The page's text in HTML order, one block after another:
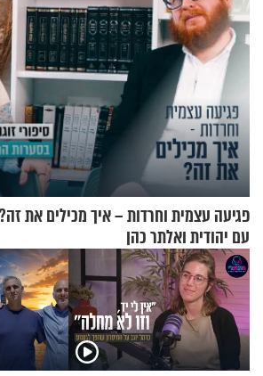
פגיעה עצמית וחרדות – איך מכילים את
עם יהודית ואלתר כהן